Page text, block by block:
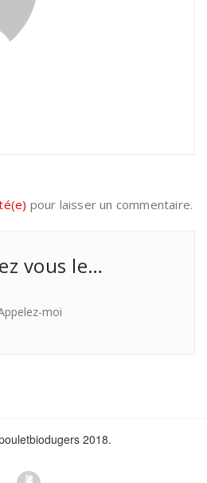
pour laisser un commentaire.
vous le…
moi
2018.